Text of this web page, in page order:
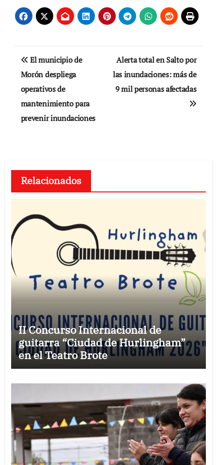
Navegación
de
entradas
El municipio de
Morón despliega
operativos de
mantenimiento para
prevenir inundaciones
Alerta total en Salto por
las inundaciones: más de
9 mil personas afectadas
Relacionados
II Concurso Internacional de
guitarra “Ciudad de Hurlingham”
en el Teatro Brote